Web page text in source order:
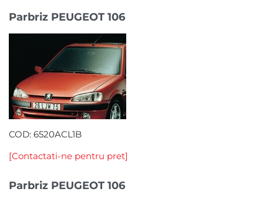
Parbriz PEUGEOT 106
COD: 6520ACL1B
[Contactati-ne pentru pret]
Parbriz PEUGEOT 106